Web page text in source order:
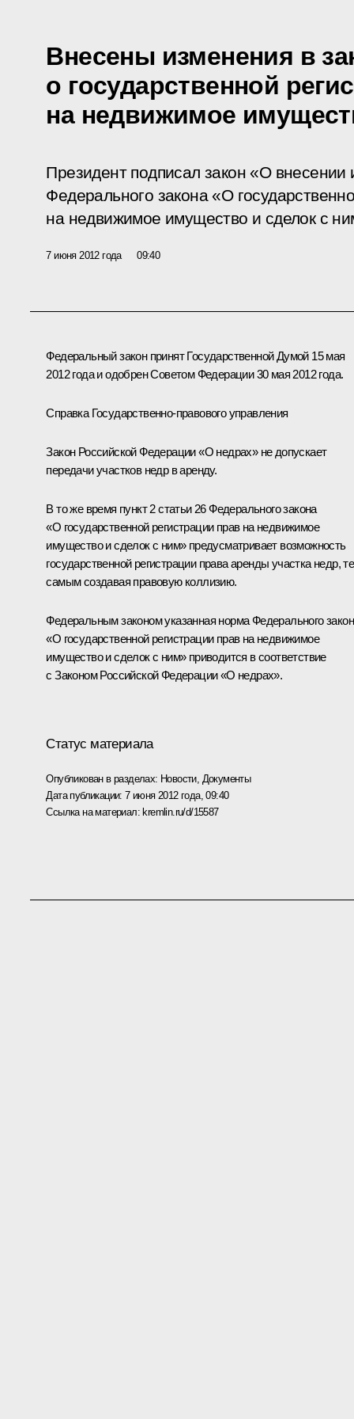
Внесены изменения в
о государственной
на недвижимое
Президент подписал закон «О внесении
Федерального закона «О
на недвижимое имущество и сделок с
7 июня 2012 года 09:40
Федеральный закон принят Государственной Думой 15 мая
2012 года и одобрен Советом Федерации 30 мая 2012 года.
Справка Государственно-правового управления
Закон Российской Федерации «О недрах» не допускает
передачи участков недр в аренду.
В то же время пункт 2 статьи 26 Федерального закона
«О государственной регистрации прав на недвижимое
имущество и сделок с ним» предусматривает возможность
государственной регистрации права аренды участка недр,
самым создавая правовую коллизию.
Федеральным законом указанная норма Федерального
«О государственной регистрации прав на недвижимое
имущество и сделок с ним» приводится в соответствие
с Законом Российской Федерации «О недрах».
Статус материала
Опубликован в разделах: Новости, Документы
Дата публикации:7 июня 2012 года, 09:40
Ссылка на материал: kremlin.ru/d/15587